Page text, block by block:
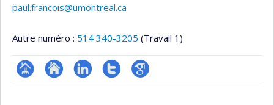
paul.francois@umontreal.ca
Autre numéro : 514 340-3205 (Travail 1)
Page Site
LinkedInCompteGoogle